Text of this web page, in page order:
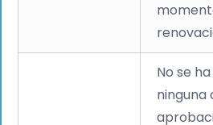
No se
ninguna